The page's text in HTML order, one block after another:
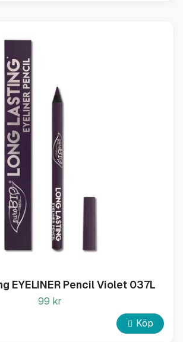
EYELINER Pencil Violet 037L
99 kr
Köp